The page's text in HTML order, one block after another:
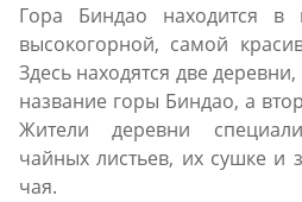
Гора Биндао находится в
высокогорной, самой
Здесь находятся две
название горы Биндао, а
Жители деревни
чайных листьев, их сушке и
чая.